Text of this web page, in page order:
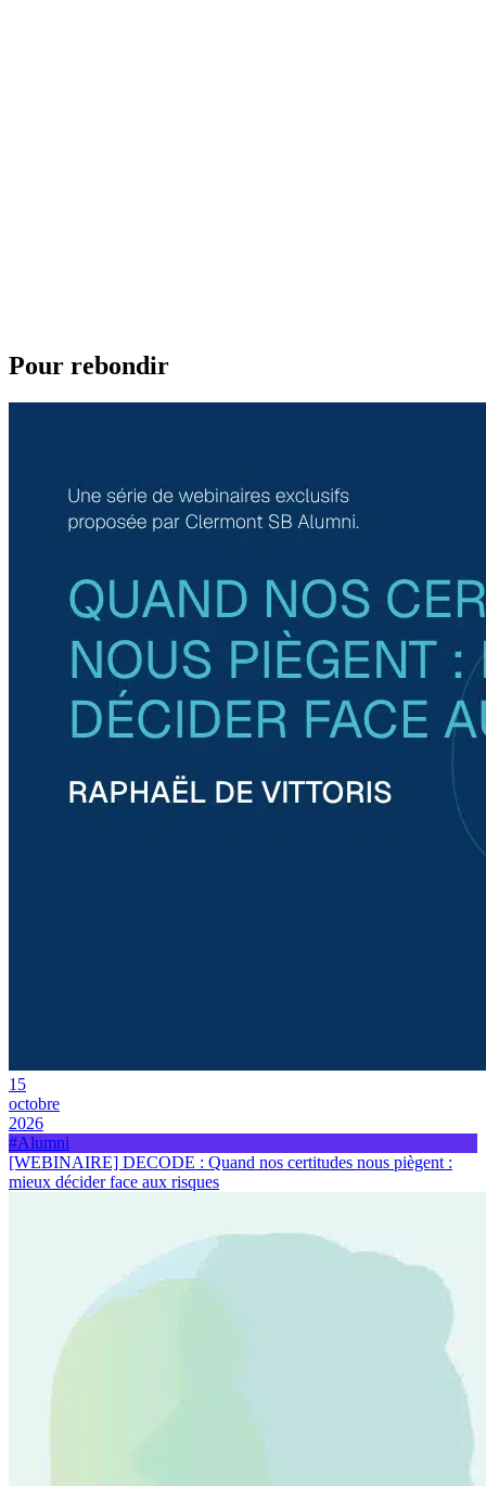
Pour rebondir
15
octobre
2026
#Alumni
[WEBINAIRE] DECODE : Quand nos certitudes nous piègent :
mieux décider face aux risques